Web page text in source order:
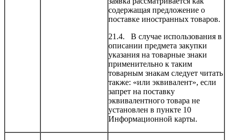
содержащая предложение о
поставке иностранных товаров.
21.4. В случае использования в
описании предмета закупки
указания на товарные знаки
применительно к таким
товарным знакам следует читать
также: «или эквивалент», если
запрет на поставку
эквивалентного товара не
установлен в пункте 10
Информационной карты.